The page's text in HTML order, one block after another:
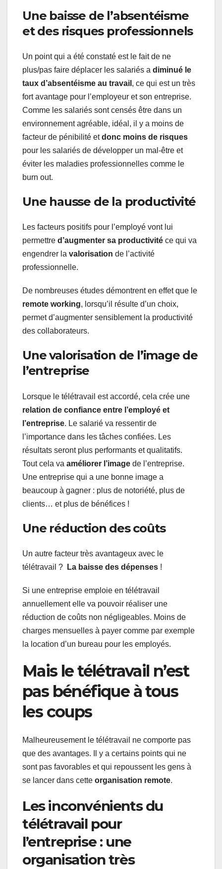
Une baisse de l’absentéisme
et des risques professionnels
Un point qui a été constaté est le fait de ne
plus/pas faire déplacer les salariés a diminué le
taux d’absentéisme au travail , ce qui est un très
fort avantage pour l’employeur et son entreprise.
Comme les salariés sont censés être dans un
environnement agréable, idéal, il y a moins de
facteur de pénibilité etdonc moins de risques
pour les salariés de développer un mal-être et
éviter les maladies professionnelles comme le
burn out.
Une hausse de la productivité
Les facteurs positifs pour l’employé vont lui
permettre d’augmenter sa productivité ce qui va
engendrer la valorisation de l’activité
professionnelle.
De nombreuses études démontrent en effet que le
remote working, lorsqu’il résulte d’un choix,
permet d’augmenter sensiblement la productivité
des collaborateurs.
Une valorisation de l’image de
l’entreprise
Lorsque le télétravail est accordé, cela crée une
relation de confiance entre l’employé et
l’entreprise. Le salarié va ressentir de
l’importance dans les tâches confiées. Les
résultats seront plus performants et qualitatifs.
Tout cela va améliorer l’image de l’entreprise.
Une entreprise qui a une bonne image a
beaucoup à gagner : plus de notoriété, plus de
clients… et plus de bénéfices !
Une réduction des coûts
Un autre facteur très avantageux avec le
télétravail ?
La baisse des dépenses !
Si une entreprise emploie en télétravail
annuellement elle va pouvoir réaliser une
réduction de coûts non négligeables. Moins de
charges mensuelles à payer comme par exemple
la location d’un bureau pour les employés.
Mais le télétravail n’est
pas bénéfique à tous
les coups
Malheureusement le télétravail ne comporte pas
que des avantages. Il y a certains points qui ne
sont pas favorables et qui repoussent les gens à
se lancer dans cette organisation remote.
Les inconvénients du
télétravail pour
l’entreprise : une
organisation très